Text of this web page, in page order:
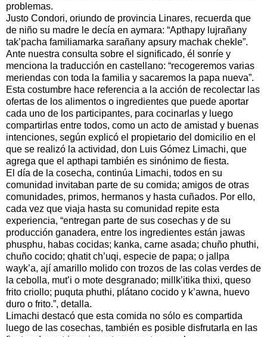
problemas.
Justo Condori, oriundo de provincia Linares, recuerda que
de niño su madre le decía en aymara: “Apthapy lujrañany
tak’pacha familiamarka sarañany apsury machak chekle”.
Ante nuestra consulta sobre el significado, él sonríe y
menciona la traducción en castellano: “recogeremos varias
meriendas con toda la familia y sacaremos la papa nueva”.
Esta costumbre hace referencia a la acción de recolectar las
ofertas de los alimentos o ingredientes que puede aportar
cada uno de los participantes, para cocinarlas y luego
compartirlas entre todos, como un acto de amistad y buenas
intenciones, según explicó el propietario del domicilio en el
que se realizó la actividad, don Luis Gómez Limachi, que
agrega que el apthapi también es sinónimo de fiesta.
El día de la cosecha, continúa Limachi, todos en su
comunidad invitaban parte de su comida; amigos de otras
comunidades, primos, hermanos y hasta cuñados. Por ello,
cada vez que viaja hasta su comunidad repite esta
experiencia, “entregan parte de sus cosechas y de su
producción ganadera, entre los ingredientes están jawas
phusphu, habas cocidas; kanka, carne asada; chuño phuthi,
chuño cocido; qhatit ch’uqi, especie de papa; o jallpa
wayk’a, ají amarillo molido con trozos de las colas verdes de
la cebolla, mut’i o mote desgranado; millk’itika thixi, queso
frito criollo; puquta phuthi, plátano cocido y k’awna, huevo
duro o frito.”, detalla.
Limachi destacó que esta comida no sólo es compartida
luego de las cosechas, también es posible disfrutarla en las